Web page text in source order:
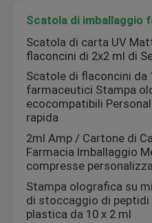
Cappuccio di linguetta
Bottiglie di pillola di
Scatola di imballaggio
Sacchetti di lamina di
imballaggio di plastica
Scatola di imballaggio
Scatola di carta UV
flaconcini di 2x2 ml di
Scatole di flaconcini da
farmaceutici Stampa
ecocompatibili
rapida
2ml Amp / Cartone di
Farmacia Imballaggio
compresse
Stampa olografica su
di stoccaggio di peptidi
plastica da 10 x 2 ml